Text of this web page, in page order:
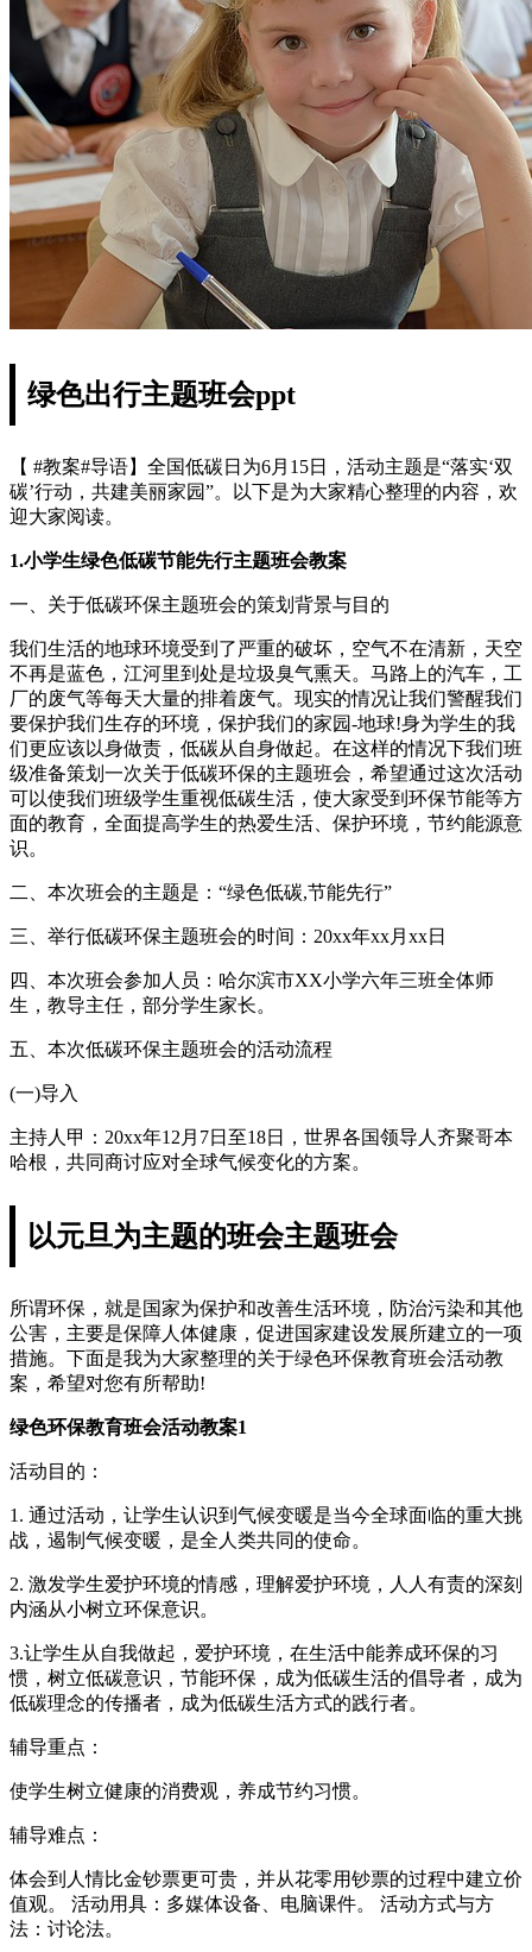
绿色出行主题班会ppt
【 #教案#导语】全国低碳日为6月15日，活动主题是“落实‘双
碳’行动，共建美丽家园”。以下是为大家精心整理的内容，欢
迎大家阅读。
1.小学生绿色低碳节能先行主题班会教案
一、关于低碳环保主题班会的策划背景与目的
我们生活的地球环境受到了严重的破坏，空气不在清新，天空
不再是蓝色，江河里到处是垃圾臭气熏天。马路上的汽车，工
厂的废气等每天大量的排着废气。现实的情况让我们警醒我们
要保护我们生存的环境，保护我们的家园-地球!身为学生的我
们更应该以身做责，低碳从自身做起。在这样的情况下我们班
级准备策划一次关于低碳环保的主题班会，希望通过这次活动
可以使我们班级学生重视低碳生活，使大家受到环保节能等方
面的教育，全面提高学生的热爱生活、保护环境，节约能源意
识。
二、本次班会的主题是：“绿色低碳,节能先行”
三、举行低碳环保主题班会的时间：20xx年xx月xx日
四、本次班会参加人员：哈尔滨市XX小学六年三班全体师
生，教导主任，部分学生家长。
五、本次低碳环保主题班会的活动流程
(一)导入
主持人甲：20xx年12月7日至18日，世界各国领导人齐聚哥本
哈根，共同商讨应对全球气候变化的方案。
以元旦为主题的班会主题班会
所谓环保，就是国家为保护和改善生活环境，防治污染和其他
公害，主要是保障人体健康，促进国家建设发展所建立的一项
措施。下面是我为大家整理的关于绿色环保教育班会活动教
案，希望对您有所帮助!
绿色环保教育班会活动教案1
活动目的：
1. 通过活动，让学生认识到气候变暖是当今全球面临的重大挑
战，遏制气候变暖，是全人类共同的使命。
2. 激发学生爱护环境的情感，理解爱护环境，人人有责的深刻
内涵从小树立环保意识。
3.让学生从自我做起，爱护环境，在生活中能养成环保的习
惯，树立低碳意识，节能环保，成为低碳生活的倡导者，成为
低碳理念的传播者，成为低碳生活方式的践行者。
辅导重点：
使学生树立健康的消费观，养成节约习惯。
辅导难点：
体会到人情比金钞票更可贵，并从花零用钞票的过程中建立价
值观。 活动用具：多媒体设备、电脑课件。 活动方式与方
法：讨论法。